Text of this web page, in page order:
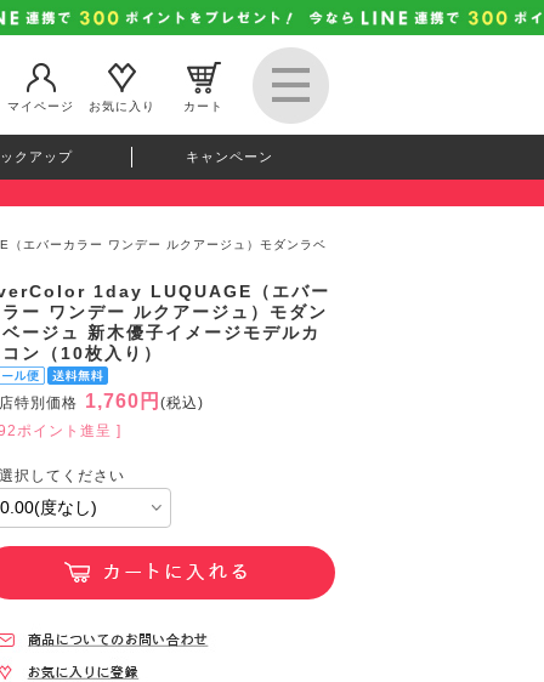
マイページ お気に入り カート
クアップ キャンペーン
エバーカラー ワンデー ルクアージュ）モダンラベ
1day LUQUAGE（エバー
ー ワンデー ルクアージュ）モダン
ージュ 新木優子イメージモデルカ
ン（10枚入り）
特別価格 1,760円 (税込)
ポイント進呈 ]